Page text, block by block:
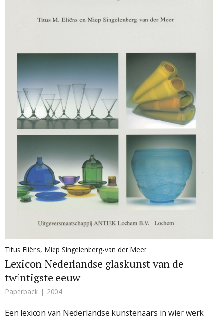
Titus Eliëns, Miep Singelenberg-van der Meer
Lexicon Nederlandse glaskunst van de
twintigste eeuw
Paperback 2004
Een lexicon van Nederlandse kunstenaars in wier werk